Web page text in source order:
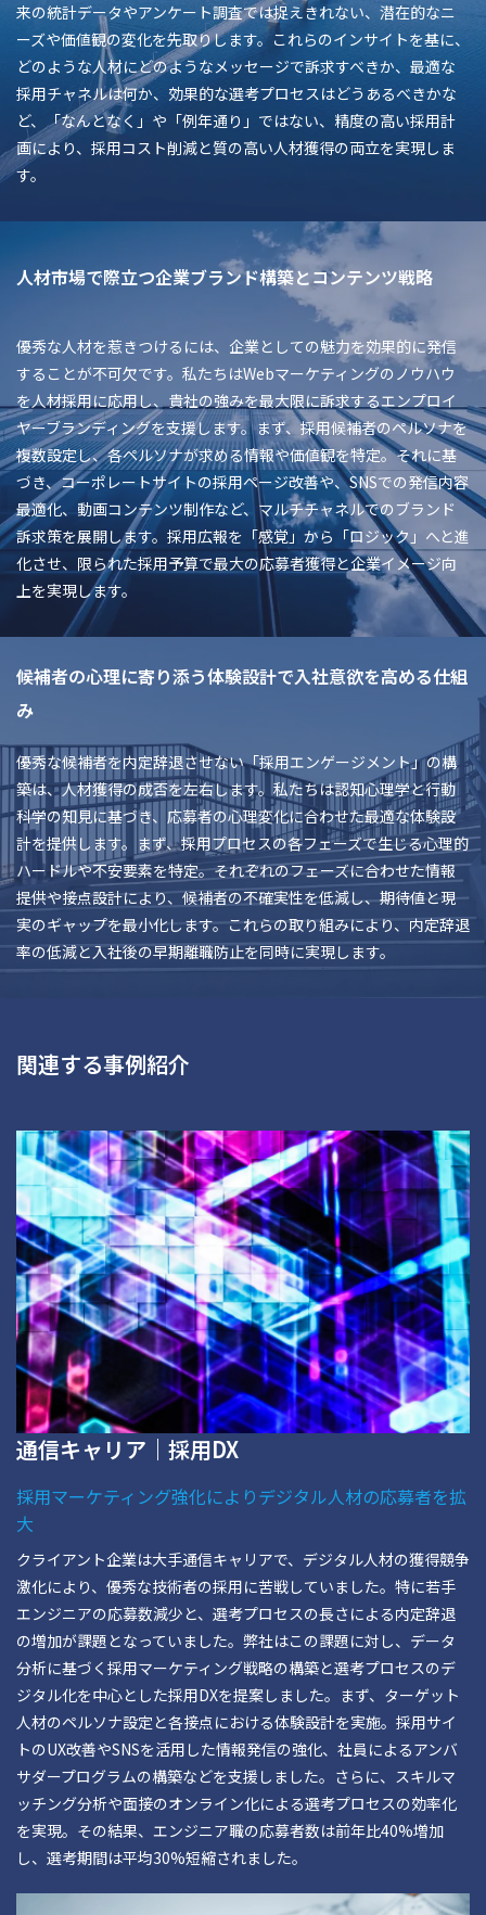
来の統計データやアンケート調査では捉えきれない、潜在的なニ
ーズや価値観の変化を先取りします。これらのインサイトを基に、
どのような人材にどのようなメッセージで訴求すべきか、最適な
採用チャネルは何か、効果的な選考プロセスはどうあるべきかな
ど、「なんとなく」や「例年通り」ではない、精度の高い採用計
画により、採用コスト削減と質の高い人材獲得の両立を実現しま
す。
人材市場で際立つ企業ブランド構築とコンテンツ戦略
優秀な人材を惹きつけるには、企業としての魅力を効果的に発信
することが不可欠です。私たちはWebマーケティングのノウハウ
を人材採用に応用し、貴社の強みを最大限に訴求するエンプロイ
ヤーブランディングを支援します。まず、採用候補者のペルソナを
複数設定し、各ペルソナが求める情報や価値観を特定。それに基
づき、コーポレートサイトの採用ページ改善や、SNSでの発信内容
最適化、動画コンテンツ制作など、マルチチャネルでのブランド
訴求策を展開します。採用広報を「感覚」から「ロジック」へと進
化させ、限られた採用予算で最大の応募者獲得と企業イメージ向
上を実現します。
候補者の心理に寄り添う体験設計で入社意欲を高める仕組
み
優秀な候補者を内定辞退させない「採用エンゲージメント」の構
築は、人材獲得の成否を左右します。私たちは認知心理学と行動
科学の知見に基づき、応募者の心理変化に合わせた最適な体験設
計を提供します。まず、採用プロセスの各フェーズで生じる心理的
ハードルや不安要素を特定。それぞれのフェーズに合わせた情報
提供や接点設計により、候補者の不確実性を低減し、期待値と現
実のギャップを最小化します。これらの取り組みにより、内定辞退
率の低減と入社後の早期離職防止を同時に実現します。
関連する事例紹介
通信キャリア｜採用DX
採用マーケティング強化によりデジタル人材の応募者を拡
大
クライアント企業は大手通信キャリアで、デジタル人材の獲得競争
激化により、優秀な技術者の採用に苦戦していました。特に若手
エンジニアの応募数減少と、選考プロセスの長さによる内定辞退
の増加が課題となっていました。弊社はこの課題に対し、データ
分析に基づく採用マーケティング戦略の構築と選考プロセスのデ
ジタル化を中心とした採用DXを提案しました。まず、ターゲット
人材のペルソナ設定と各接点における体験設計を実施。採用サイ
トのUX改善やSNSを活用した情報発信の強化、社員によるアンバ
サダープログラムの構築などを支援しました。さらに、スキルマ
ッチング分析や面接のオンライン化による選考プロセスの効率化
を実現。その結果、エンジニア職の応募者数は前年比40%増加
し、選考期間は平均30%短縮されました。